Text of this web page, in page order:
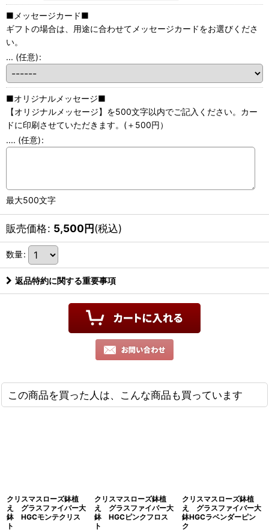
■メッセージカード■
ギフトの場合は、用途に合わせてメッセージカードをお選びくださ
い。
... (任意):
■オリジナルメッセージ■
【オリジナルメッセージ】を500文字以内でご記入ください。カー
ドに印刷させていただきます。(＋500円）
.... (任意):
最大500文字
販売価格: 5,500円(税込)
数量:
返品特約に関する重要事項
この商品を買った人は、こんな商品も買っています
クリスマスローズ鉢植
え グラスファイバー大
鉢 HGCモンテクリス
ト
クリスマスローズ鉢植
え グラスファイバー大
鉢 HGCピンクフロス
ト
クリスマスローズ鉢植
え グラスファイバー大
鉢HGCラベンダーピン
ク